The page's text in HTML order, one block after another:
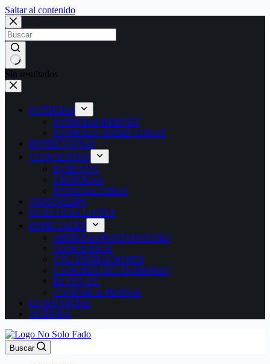
Saltar al contenido
Sin resultados
NOTICIAS
NOTICIAS BREVES
NOTICIAS SOBRE GIRAS
ENTREVISTAS
CONCIERTOS
EVENTOS
CRÓNICAS
FOTOGALERÍAS
VIDEOCLIPS
NUESTRAS LISTAS
ESPECIALES
ARTISTAS PORTUGUESES
CONCURSOS
COLABORACIONES
CANCIÓN DEL DOMINGO
EL DÍA DE
CANTAR A PESSOA
LUSOFONÍAS
AGENDA
Buscar